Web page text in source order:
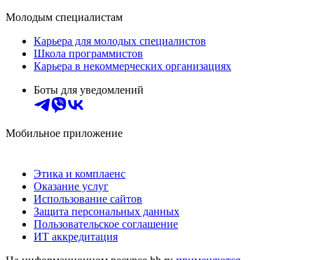
Молодым специалистам
Карьера для молодых специалистов
Школа программистов
Карьера в некоммерческих организациях
Боты для уведомлений
Мобильное приложение
Этика и комплаенс
Оказание услуг
Использование сайтов
Защита персональных данных
Пользовательское соглашение
ИТ аккредитация